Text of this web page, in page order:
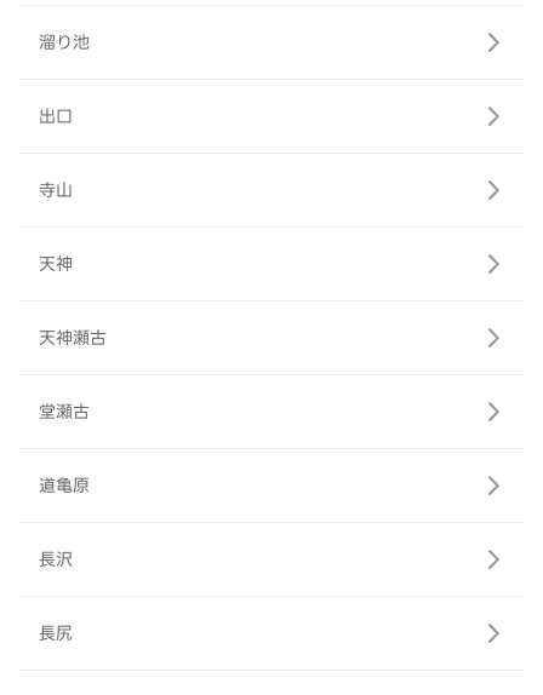
溜り池
出口
寺山
天神
天神瀬古
堂瀬古
道亀原
長沢
長尻